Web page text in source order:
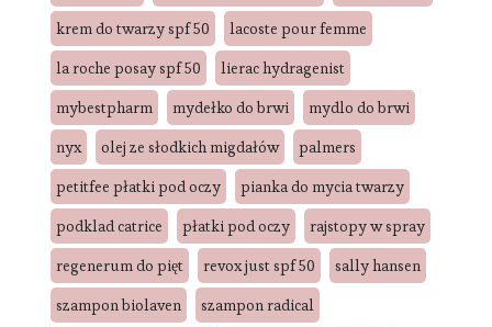
krem do twarzy spf 50
lacoste pour femme
la roche posay spf 50
lierac hydragenist
mybestpharm
mydełko do brwi
mydlo do brwi
nyx
olej ze słodkich migdałów
palmers
petitfee płatki pod oczy
pianka do mycia twarzy
podklad catrice
płatki pod oczy
rajstopy w spray
regenerum do pięt
revox just spf 50
sally hansen
szampon biolaven
szampon radical